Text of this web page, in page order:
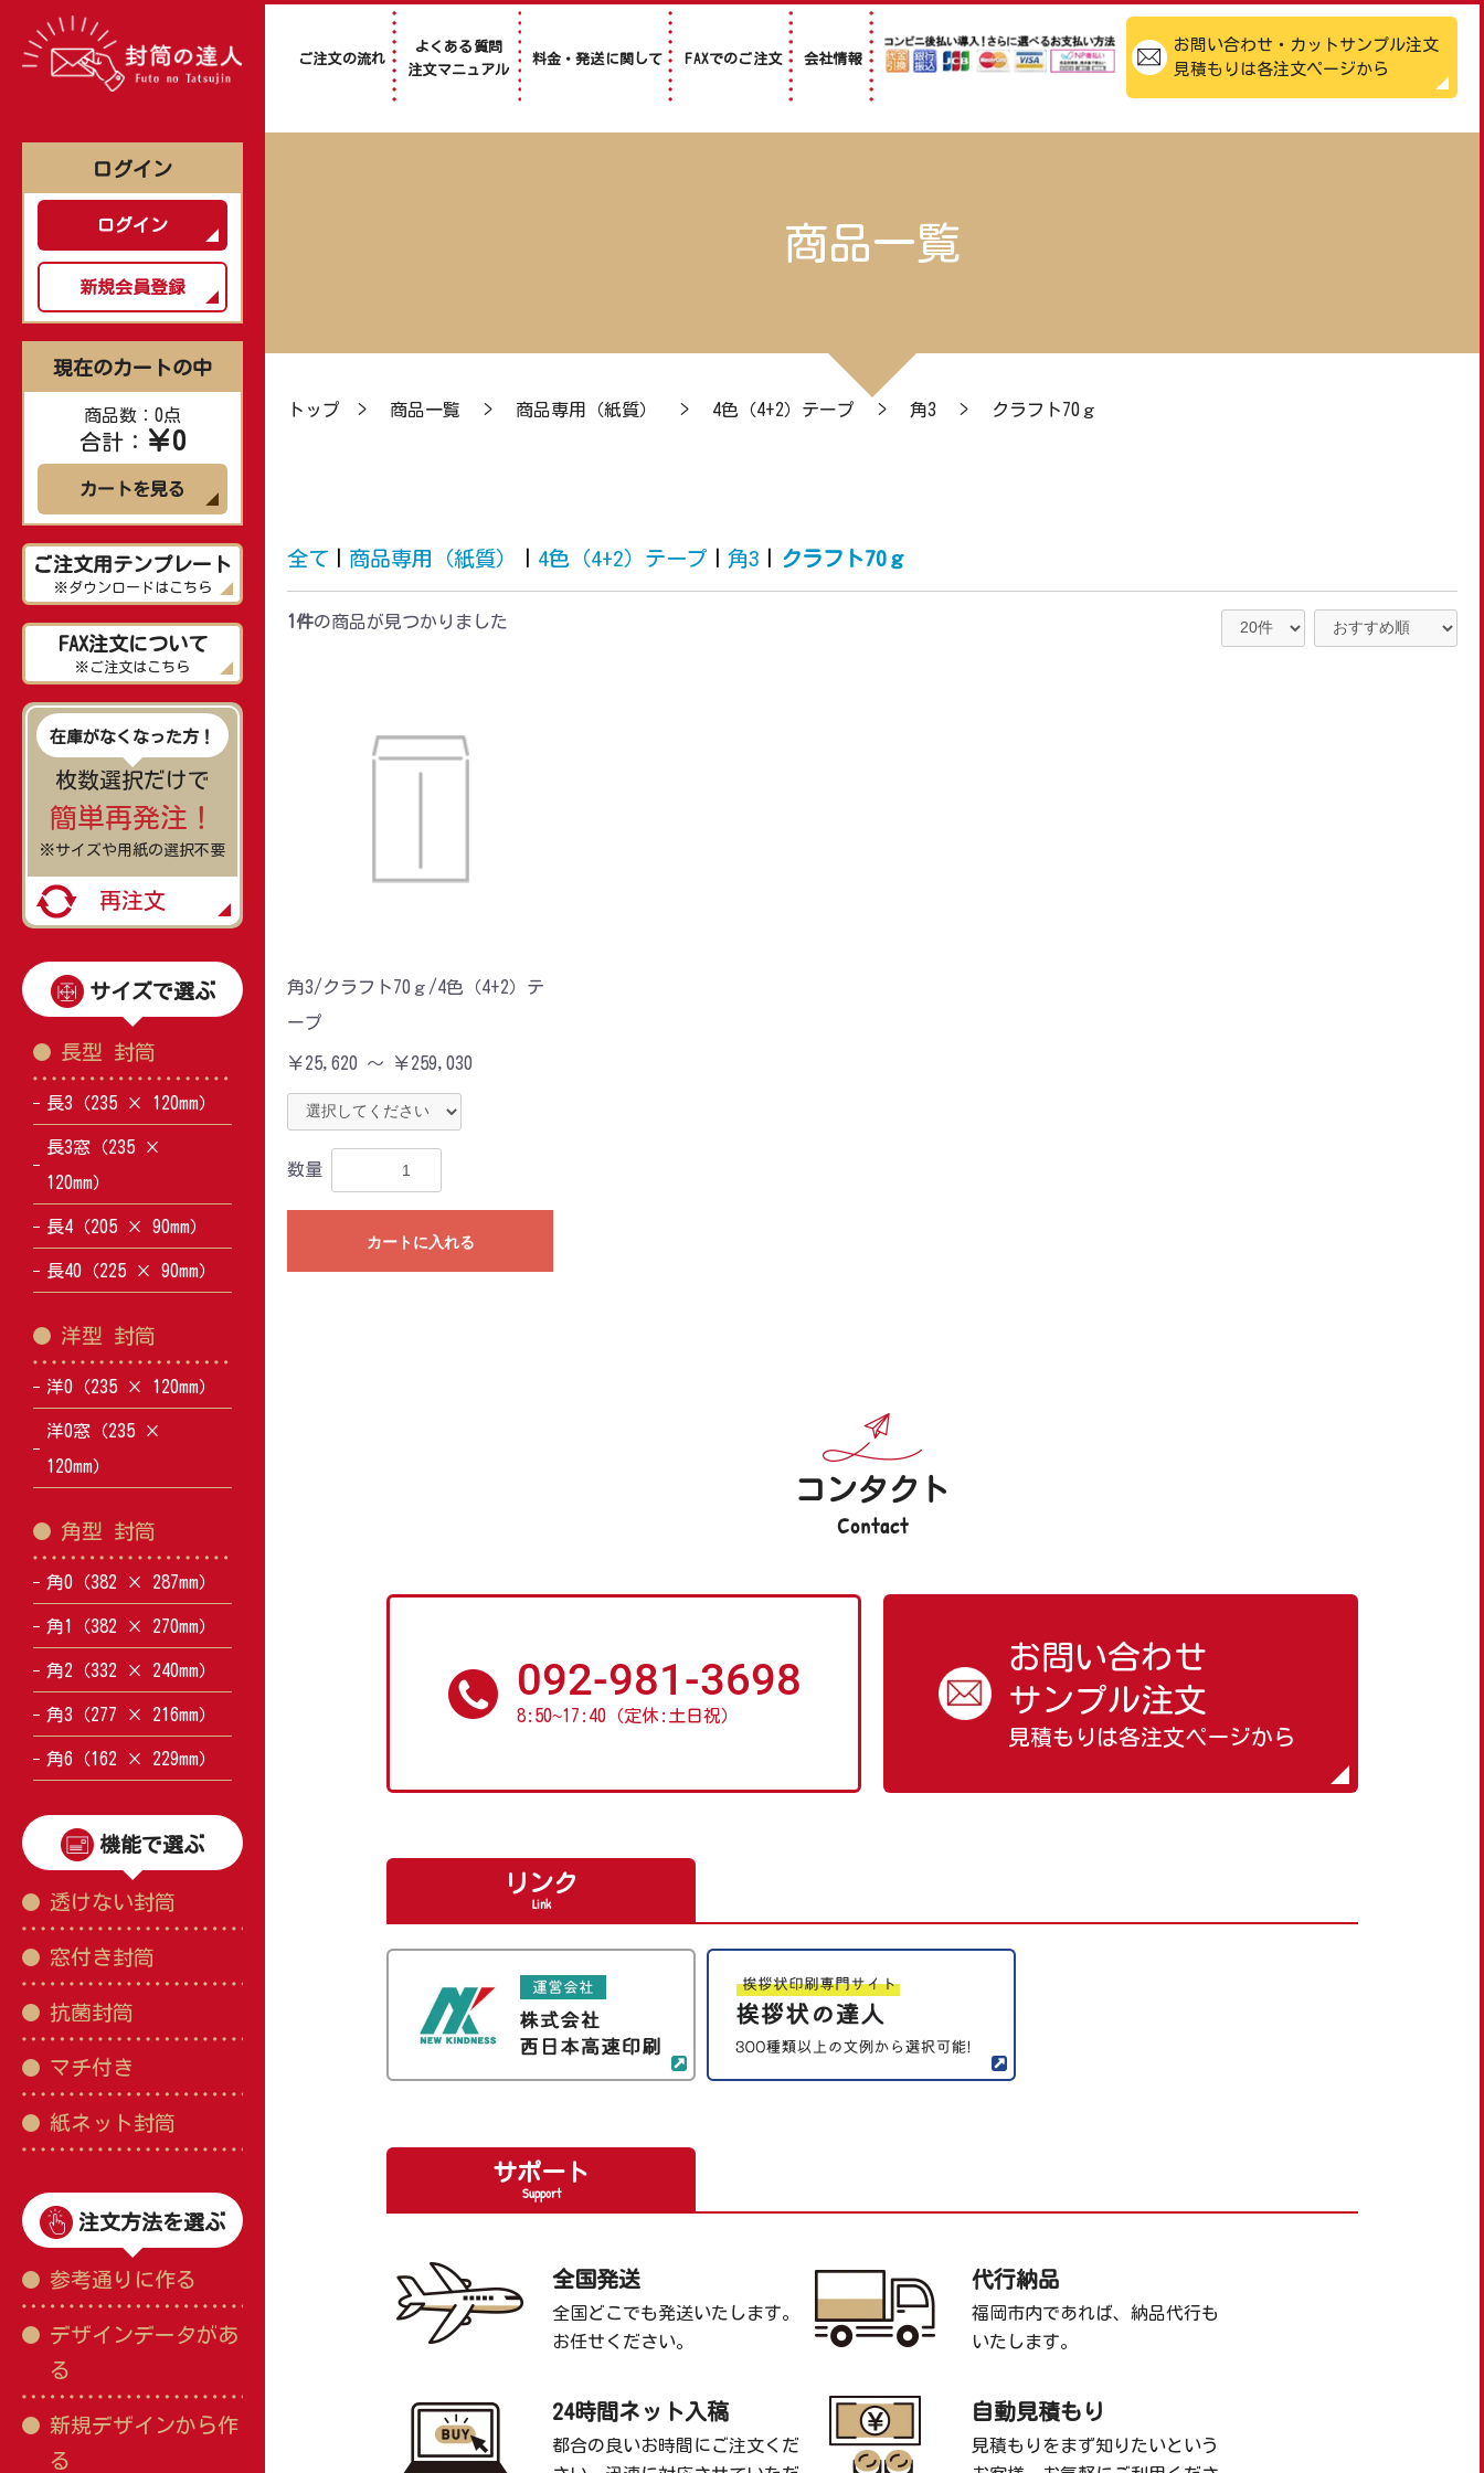
ご注文の流れ
よくある質問
注文マニュアル
料金・発送に関して FAXでのご注文 会社情報
お問い合わせ・カットサンプル注文
見積もりは各注文ページから
ログイン
ログイン
新規会員登録
現在のカートの中
商品数：0点
合計： ￥0
カートを見る
ご注文用テンプレート
※ダウンロードはこちら
FAX注文について
※ご注文はこちら
在庫がなくなった方！
枚数選択だけで
簡単再発注！
※サイズや用紙の選択不要
再注文
サイズで選ぶ
長型 封筒
長3（235 × 120mm）
長3窓（235 ×
120mm）
長4（205 × 90mm）
長40（225 × 90mm）
洋型 封筒
洋0（235 × 120mm）
洋0窓（235 ×
120mm）
角型 封筒
角0（382 × 287mm）
角1（382 × 270mm）
角2（332 × 240mm）
角3（277 × 216mm）
角6（162 × 229mm）
機能で選ぶ
透けない封筒
窓付き封筒
抗菌封筒
マチ付き
紙ネット封筒
注文方法を選ぶ
参考通りに作る
デザインデータがあ
る
新規デザインから作
る
商品一覧
トップ > 商品一覧 > 商品専用（紙質） > 4色（4+2）テープ > 角3 > クラフト70ｇ
全て 商品専用（紙質） 4色（4+2）テープ 角3 クラフト70ｇ
1件の商品が見つかりました
角3/クラフト70ｇ/4色（4+2）テ
ープ
￥25,620 ～ ￥259,030
数量
カートに入れる
コンタクト
Contact
092-981-3698
8:50~17:40（定休:土日祝）
お問い合わせ
サンプル注文
見積もりは各注文ページから
リンク
Link
サポート
Support
全国発送
全国どこでも発送いたします。
お任せください。
代行納品
福岡市内であれば、納品代行も
いたします。
24時間ネット入稿
都合の良いお時間にご注文くだ
自動見積もり
見積もりをまず知りたいという